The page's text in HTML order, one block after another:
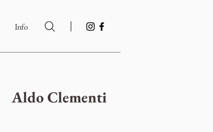
Info |
Aldo Clementi